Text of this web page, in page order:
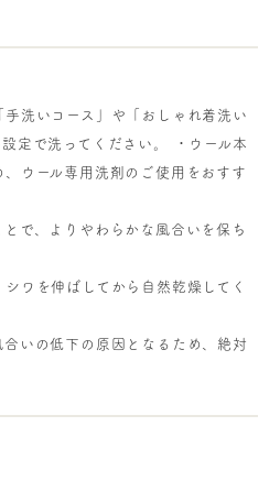
手洗いコース」や「おしゃれ着洗い
定で洗ってください。 ・ウール本
ウール専用洗剤のご使用をおすす
で、よりやわらかな風合いを保ち
ワを伸ばしてから自然乾燥してく
合いの低下の原因となるため、絶対